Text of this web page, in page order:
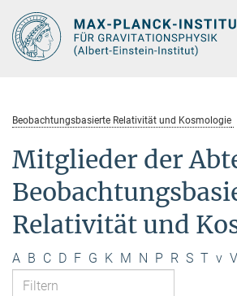
Hauptinhalt
Beobachtungsbasierte Relativität und Kosmologie
Mitglieder der
Relativität und
A B C D F G K M N P R S T v V